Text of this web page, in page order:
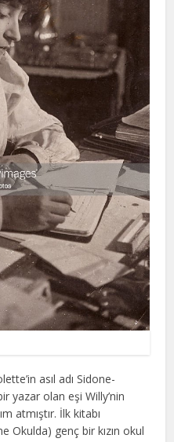
asıl adı Sidone-
yazar olan eşi Willy’nin
atmıştır. İlk kitabı
Okulda) genç bir kızın okul